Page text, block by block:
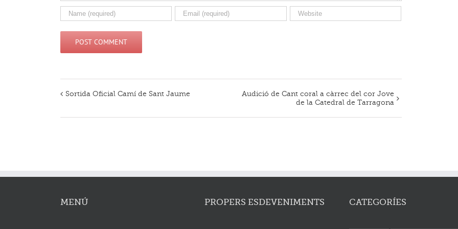
Navegació
Sortida Oficial Camí de Sant Jaume
Audició de Cant coral a càrrec del cor Jove
de la Catedral de Tarragona
MENÚ PROPERS ESDEVENIMENTS CATEGORÍES